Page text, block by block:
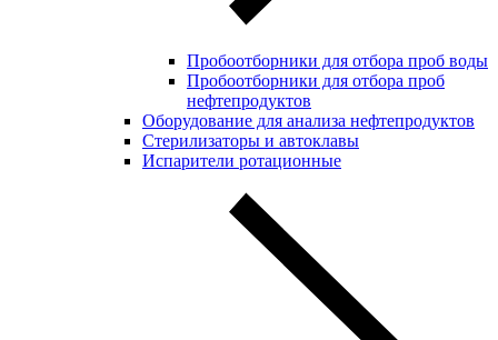
Пробоотборники для отбора проб воды
Пробоотборники для отбора проб
нефтепродуктов
Оборудование для анализа нефтепродуктов
Стерилизаторы и автоклавы
Испарители ротационные